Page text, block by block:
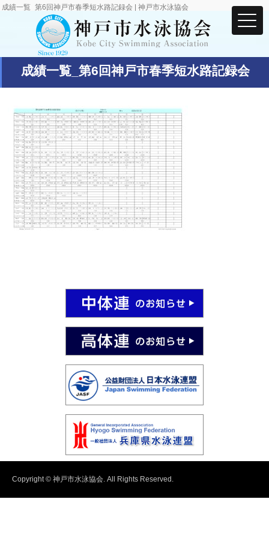
成績一覧_第6回神戸市春季短水路記録会 | 神戸市水泳協会
成績一覧_第6回神戸市春季短水路記録会
Copyright © 神戸市水泳協会. All Rights Reserved.